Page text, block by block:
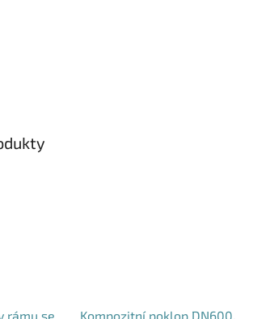
rámu se
Kompozitní poklop DN600,